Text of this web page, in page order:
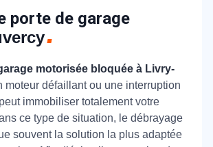
porte de garage
motorisée bloquée à Livry-
moteur défaillant ou une interruption
immobiliser totalement votre
ce type de situation, le débrayage
souvent la solution la plus adaptée